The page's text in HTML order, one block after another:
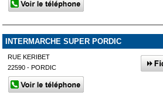
INTERMARCHE SUPER PORDIC
RUE KERIBET
22590 - PORDIC